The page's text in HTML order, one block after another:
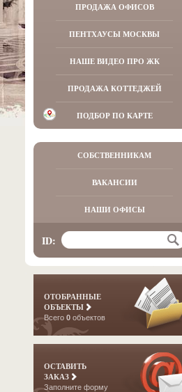
ПРОДАЖА ОФИСОВ
ПЕНТХАУСЫ МОСКВЫ
НАШЕ ВИДЕО ПРО ЖК
ПРОДАЖА КОТТЕДЖЕЙ
ПОДБОР ПО КАРТЕ
СОБСТВЕННИКАМ
ВАКАНСИИ
НАШИ ОФИСЫ
ID:
ОТОБРАННЫЕ
ОБЪЕКТЫ
Всего 0 объектов
ОСТАВИТЬ
ЗАКАЗ
Заполните форму